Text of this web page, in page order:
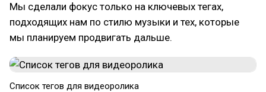
Мы сделали фокус только на ключевых тегах,
подходящих нам по стилю музыки и тех, которые
мы планируем продвигать дальше.
Список тегов для видеоролика